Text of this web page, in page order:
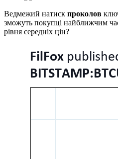
Ведмежий натиск проколов
зможуть покупці найближчим
рівня середніх цін?